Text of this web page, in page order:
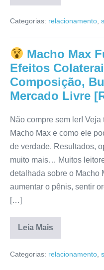
Macho
Funciona
Verdade?
Aqui,
Anvisa,
Composição,
Mercado
Livre,
Bula,
Onde
[RESENHA]
Categorias: relacionamento
Macho Max
Efeitos
Composição,
Mercado Livre
Não compre sem ler!
Macho Max e como ele
de verdade. Resultados,
muito mais… Muitos
detalhada sobre o Macho
aumentar o pênis, sentir
[…]
Leia Mais
Macho
Funciona
Categorias: relacionamento